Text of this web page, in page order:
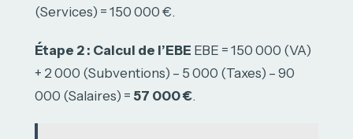
(Services) = 150 000 €.
Étape 2 : Calcul de l’EBE EBE = 150 000 (VA)
+ 2 000 (Subventions) – 5 000 (Taxes) – 90
000 (Salaires) = 57 000 €.